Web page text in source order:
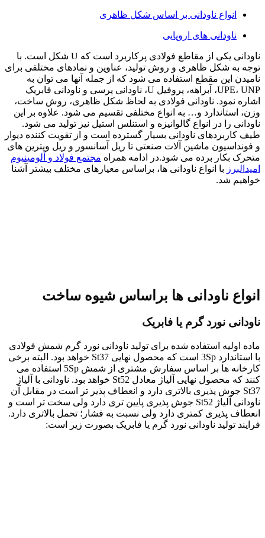
انواع ناودانی بر اساس شکل ظاهری
ناودانی های اروپایی
ناودانی یکی از مقاطع فولادی پرکاربرد است که U شکل است. با
توجه به شکل ظاهری و روش تولید، عناوین و نمادهای مختلفی برای
نامیدن این مقطع استفاده می شود که از جمله آنها می توان به
UPE، UNP، آبراهه، پروفیل U، ناودانی پرسی و ناودانی فابریک
اشاره نمود. ناودانی فولادی به لحاظ شکل ظاهری، روش ساخت،
وزن، استاندارد و… به انواع مختلفی تقسیم می شود. علاوه بر این
ناودانی را در انواع گالوانیزه و استنلس استیل نیز تولید می شود.
طیف کاربردهای ناودانی بسیار گسترده است و از تقویت کننده دیوار
و فونداسیون ماشین آلات صنعتی تا ریل آسانسور و ریل ویترین های
متحرک بکار برده می شود.در ادامه همراه مجتمع فولاد و آلومینیوم
امیدالبرز با انواع ناودانی ها، براساس معیارهای مختلف بیشتر آشنا
خواهیم شد.
انواع ناودانی ها براساس شیوه ساخت
ناودانی نورد گرم یا فابریک
ماده اولیه استفاده شده برای تولید ناودانی نورد گرم شمش فولادی
با استاندارد 3Sp است که محصول نهایی St37 خواهد بود. البته برخی
کارخانه ها بر اساس سفارش مشتری از شمش 5Sp استفاده می
کنند که محصول نهایی آلیاژ معادل St52 خواهد بود. ناودانی با آلیاژ
St37 جوش پذیری بالاتری دارد و انعطاف پذیر تر است در مقابل آن
ناودانی آلیاژ St52 جوش پذیری پایین تری دارد ولی سخت تر است و
انعطاف پذیری کمتری دارد ولی نسبت به فشار؛ تحمل بالاتری دارد.
فرایند تولید ناودانی نورد گرم یا فابریک بصورت زیر است: